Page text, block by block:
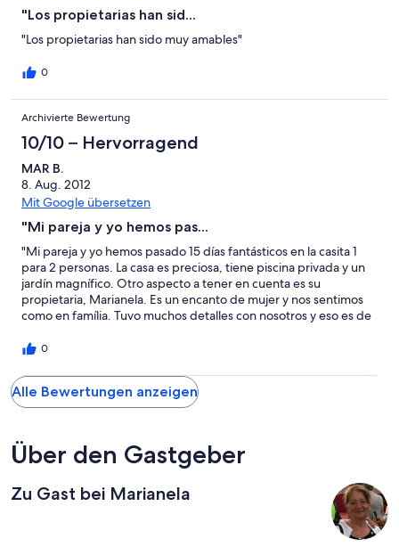
"Los propietarias han sid...
"Los propietarias han sido muy amables"
0
Archivierte Bewertung
10/10 – Hervorragend
MAR B.
8. Aug. 2012
Mit Google übersetzen
"Mi pareja y yo hemos pas...
"Mi pareja y yo hemos pasado 15 días fantásticos en la casita 1
para 2 personas. La casa es preciosa, tiene piscina privada y un
jardín magnífico. Otro aspecto a tener en cuenta es su
propietaria, Marianela. Es un encanto de mujer y nos sentimos
como en família. Tuvo muchos detalles con nosotros y eso es de
querais disfrutar de la Palma en un entorno fantástico y bien
0
Alle Bewertungen anzeigen
Über den Gastgeber
Zu Gast bei Marianela